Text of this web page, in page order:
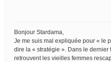
Bonjour Stardama,
Je me suis mal expliquée pour « le
dire la « stratégie ». Dans le
retrouvent les vieilles femmes